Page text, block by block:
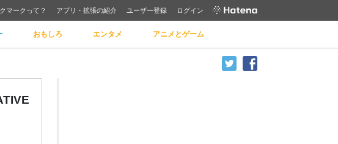
マークって？ アプリ・拡張の紹介 ユーザー登録 ログイン
おもしろ エンタメ アニメとゲーム